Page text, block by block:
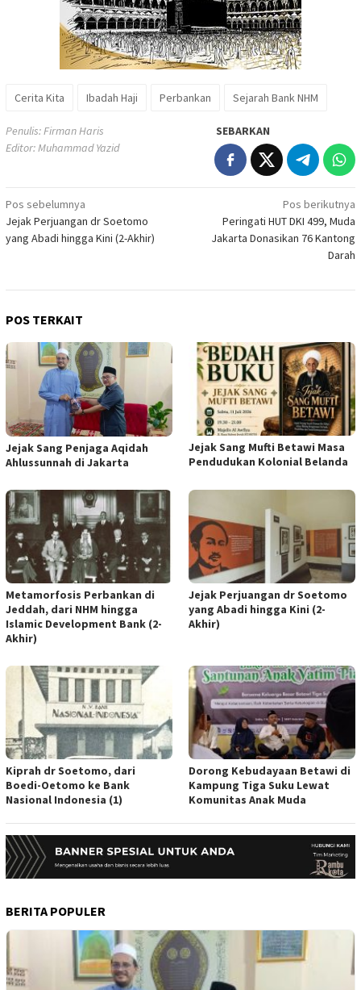
Cerita Kita Ibadah Haji Perbankan Sejarah Bank NHM
Penulis: Firman Haris
Editor: Muhammad Yazid
SEBARKAN
Navigasi
pos
Pos sebelumnya
Jejak Perjuangan dr Soetomo
yang Abadi hingga Kini (2-Akhir)
Pos berikutnya
Peringati HUT DKI 499, Muda
Jakarta Donasikan 76 Kantong
Darah
POS TERKAIT
Jejak Sang Penjaga Aqidah
Ahlussunnah di Jakarta
Jejak Sang Mufti Betawi Masa
Pendudukan Kolonial Belanda
Metamorfosis Perbankan di
Jeddah, dari NHM hingga
Islamic Development Bank (2-
Akhir)
Jejak Perjuangan dr Soetomo
yang Abadi hingga Kini (2-
Akhir)
Kiprah dr Soetomo, dari
Boedi-Oetomo ke Bank
Nasional Indonesia (1)
Dorong Kebudayaan Betawi di
Kampung Tiga Suku Lewat
Komunitas Anak Muda
BERITA POPULER